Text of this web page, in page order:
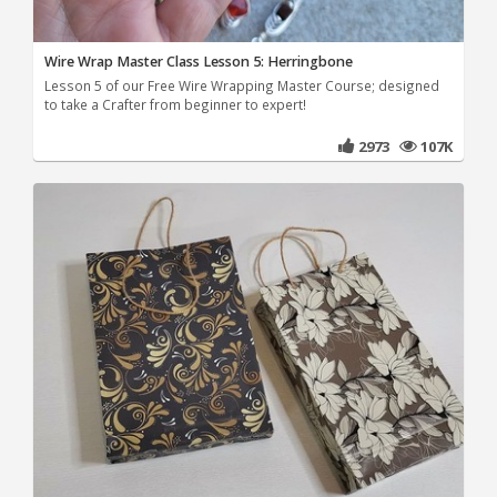
Wire Wrap Master Class Lesson 5: Herringbone
Lesson 5 of our Free Wire Wrapping Master Course; designed
to take a Crafter from beginner to expert!
2973 107K